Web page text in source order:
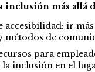
inclusión más allá
accesibilidad: ir
métodos de
para
inclusión en el